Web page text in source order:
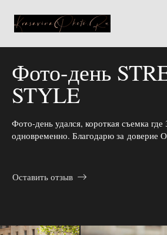
Фото-день
STYLE
Фото-день удался, короткая съемка где
одновременно. Благодарю за доверие
Оставить отзыв